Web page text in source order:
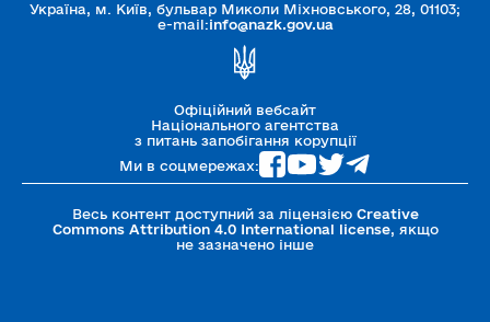
Україна, м. Київ, бульвар Миколи Міхновського, 28, 01103;
e-mail:info@nazk.gov.ua
Офіційний вебсайт
Національного агентства
з питань запобігання корупції
Ми в соцмережах:
Весь контент доступний за ліцензією Creative
Commons Attribution 4.0 International license, якщо
не зазначено інше